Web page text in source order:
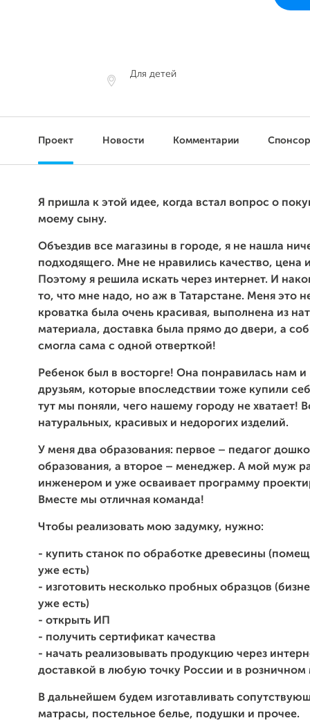
Для детей
Проект Новости Комментарии
Я пришла к этой идее, когда встал вопрос о
моему сыну.
Объездив все магазины в городе, я не нашла
подходящего. Мне не нравились качество, цена
Поэтому я решила искать через интернет. И
то, что мне надо, но аж в Татарстане. Меня это
кроватка была очень красивая, выполнена из
материала, доставка была прямо до двери, а
смогла сама с одной отверткой!
Ребенок был в восторге! Она понравилась нам
друзьям, которые впоследствии тоже купили
тут мы поняли, чего нашему городу не хватает!
натуральных, красивых и недорогих изделий.
У меня два образования: первое – педагог
образования, а второе – менеджер. А мой муж
инженером и уже осваивает программу
Вместе мы отличная команда!
Чтобы реализовать мою задумку, нужно:
- купить станок по обработке древесины
уже есть)
- изготовить несколько пробных образцов
уже есть)
- открыть ИП
- получить сертификат качества
- начать реализовывать продукцию через
доставкой в любую точку России и в розничном
В дальнейшем будем изготавливать
матрасы, постельное белье, подушки и прочее.